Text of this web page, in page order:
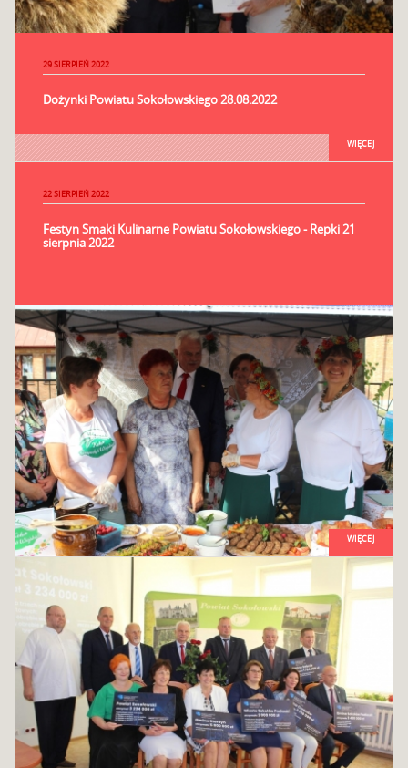
29 SIERPIEŃ 2022
Dożynki Powiatu Sokołowskiego 28.08.2022
WIĘCEJ
22 SIERPIEŃ 2022
Festyn Smaki Kulinarne Powiatu Sokołowskiego - Repki 21
sierpnia 2022
WIĘCEJ